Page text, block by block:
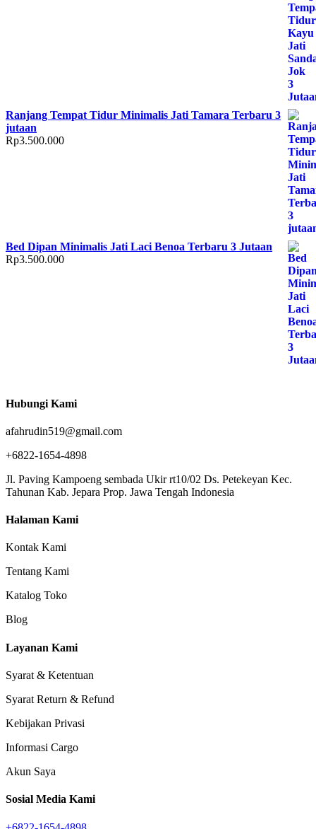
Ranjang Tempat Tidur Minimalis Jati Tamara Terbaru 3
jutaan
Rp3.500.000
Bed Dipan Minimalis Jati Laci Benoa Terbaru 3 Jutaan
Rp3.500.000
Hubungi Kami
afahrudin519@gmail.com
+6822-1654-4898
Jl. Paving Kampoeng sembada Ukir rt10/02 Ds. Petekeyan Kec.
Tahunan Kab. Jepara Prop. Jawa Tengah Indonesia
Halaman Kami
Kontak Kami
Tentang Kami
Katalog Toko
Blog
Layanan Kami
Syarat & Ketentuan
Syarat Return & Refund
Kebijakan Privasi
Informasi Cargo
Akun Saya
Sosial Media Kami